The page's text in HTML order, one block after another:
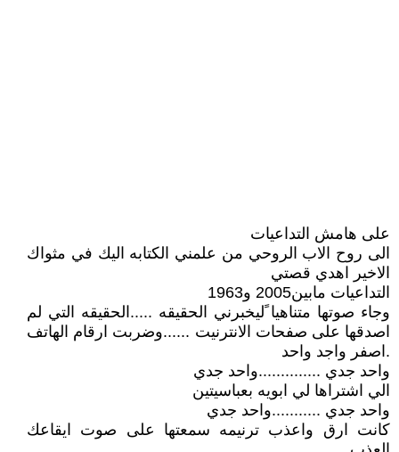
على هامش التداعيات
الى روح الاب الروحي من علمني الكتابه اليك في مثواك
الاخير اهدي قصتي
التداعيات مابين2005 و1963
وجاء صوتها متناهيا ًليخبرني الحقيقه .....الحقيقه التي لم
اصدقها على صفحات الانترنيت ......وضربت ارقام الهاتف
.اصفر واجد واحد
واحد جدي ..............واحد جدي
الي اشتراها لي ابويه بعباسيتين
واحد جدي ...........واحد جدي
كانت ارق واعذب ترنيمه سمعتها على صوت ايقاعك